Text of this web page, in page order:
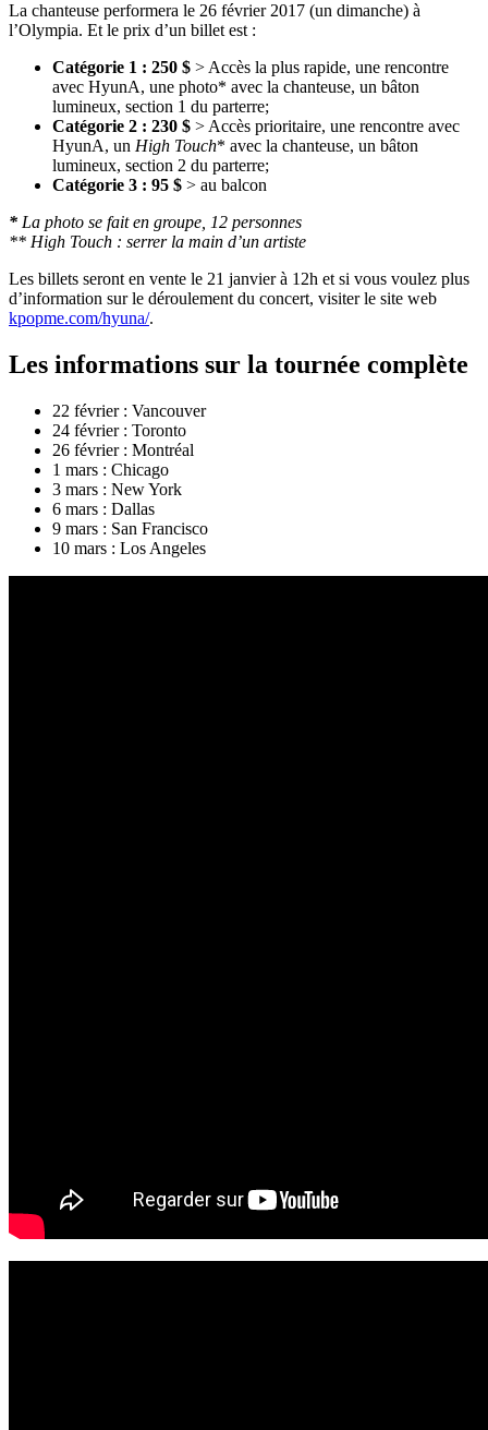
La chanteuse performera le 26 février 2017 (un dimanche) à
l’Olympia. Et le prix d’un billet est :
Catégorie 1 : 250 $ > Accès la plus rapide, une rencontre
avec HyunA, une photo* avec la chanteuse, un bâton
lumineux, section 1 du parterre;
Catégorie 2 : 230 $ > Accès prioritaire, une rencontre avec
HyunA, un High Touch* avec la chanteuse, un bâton
lumineux, section 2 du parterre;
Catégorie 3 : 95 $ > au balcon
* La photo se fait en groupe, 12 personnes
** High Touch : serrer la main d’un artiste
Les billets seront en vente le 21 janvier à 12h et si vous voulez plus
d’information sur le déroulement du concert, visiter le site web
kpopme.com/hyuna/.
Les informations sur la tournée complète
22 février : Vancouver
24 février : Toronto
26 février : Montréal
1 mars : Chicago
3 mars : New York
6 mars : Dallas
9 mars : San Francisco
10 mars : Los Angeles